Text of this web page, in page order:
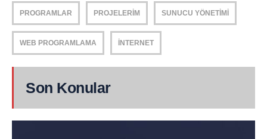
PROGRAMLAR PROJELERIM SUNUCU YÖNETIMI
WEB PROGRAMLAMA İNTERNET
Son Konular